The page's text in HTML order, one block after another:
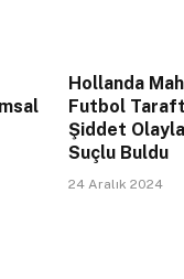
Hollanda
Futbol
Şiddet
Suçlu Buldu
24 Aralık 2024